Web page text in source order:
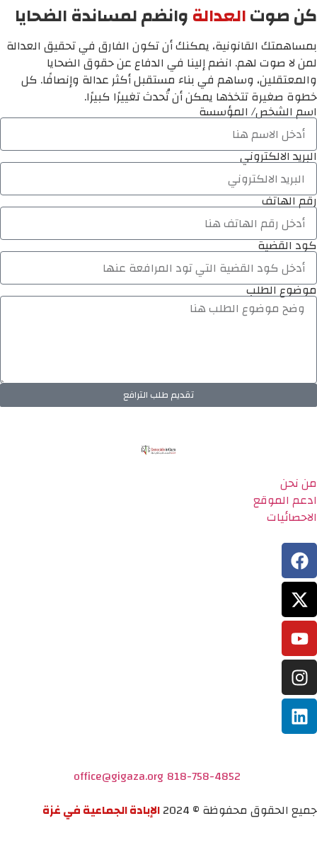
كن صوتالعدالةوانضم لمساندة الضحايا
بمساهمتك القانونية، يمكنك أن تكون الفارق في تحقيق العدالة
لمن لا صوت لهم. انضم إلينا في الدفاع عن حقوق الضحايا
والمعتقلين، وساهم في بناء مستقبل أكثر عدالة وإنصافًا. كل
خطوة صغيرة تتخذها يمكن أن تُحدث تغييرًا كبيرًا.
اسم الشخص/ المؤسسة
البريد الالكتروني
رقم الهاتف
كود القضية
موضوع الطلب
تقديم طلب الترافع
من نحن
ادعم الموقع
الاحصائيات
818-758-4852
office@gigaza.org
جميع الحقوق محفوظة © 2024
الإبادة الجماعية في غزة